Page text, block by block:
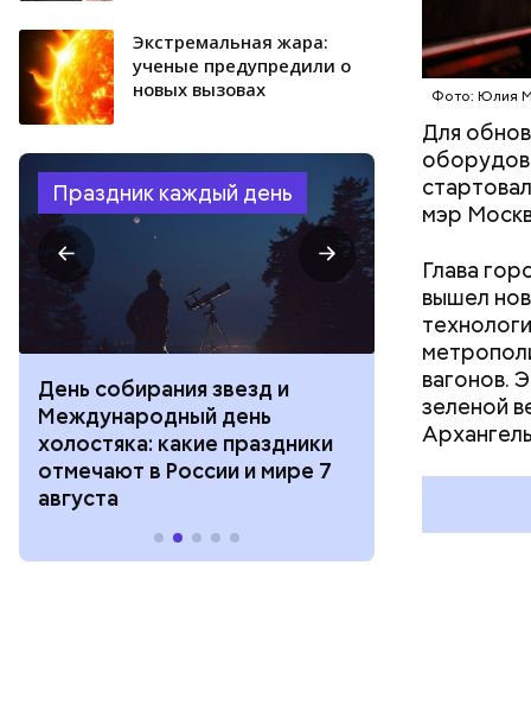
Экстремальная жара:
ученые предупредили о
новых вызовах
Праздник каждый день
День собирания звезд и
Международный день
холостяка: какие праздники
отмечают в России и мире 7
августа
День
и
праздники
Фото: Юлия
Для
мэр
Глава
вышел
вагонов.
зеленой